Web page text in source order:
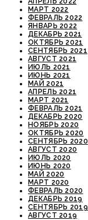
МАРТ 2022
ФЕВРАЛЬ 2022
ЯНВАРЬ 2022
ДЕКАБРЬ 2021
ОКТЯБРЬ 2021
СЕНТЯБРЬ 2021
АВГУСТ 2021
ИЮЛЬ 2021
ИЮНЬ 2021
МАЙ 2021
АПРЕЛЬ 2021
МАРТ 2021
ФЕВРАЛЬ 2021
ДЕКАБРЬ 2020
НОЯБРЬ 2020
ОКТЯБРЬ 2020
СЕНТЯБРЬ 2020
АВГУСТ 2020
ИЮЛЬ 2020
ИЮНЬ 2020
МАЙ 2020
МАРТ 2020
ФЕВРАЛЬ 2020
ДЕКАБРЬ 2019
СЕНТЯБРЬ 2019
АВГУСТ 2019